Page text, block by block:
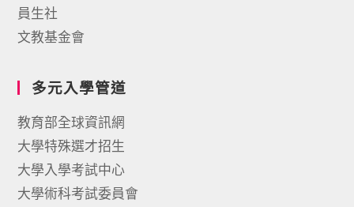
員生社
文教基金會
多元入學管道
教育部全球資訊網
大學特殊選才招生
大學入學考試中心
大學術科考試委員會